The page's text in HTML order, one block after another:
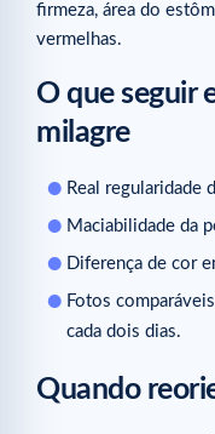
firmeza, área do
vermelhas.
O que seguir
milagre
Real regularidade
Maciabilidade da
Diferença de cor
Fotos
cada dois dias.
Quando